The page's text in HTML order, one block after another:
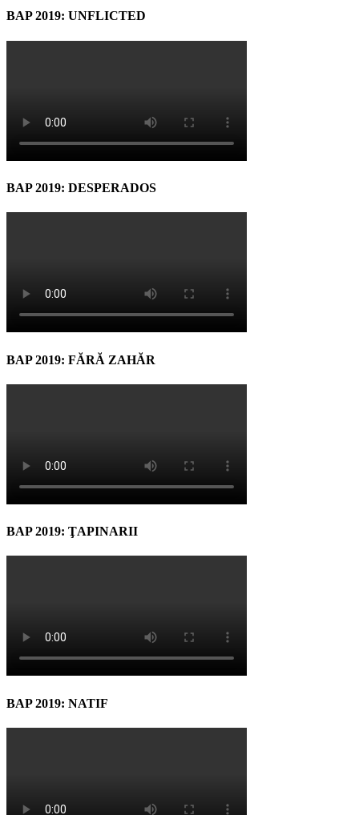
BAP 2019: UNFLICTED
BAP 2019: DESPERADOS
BAP 2019: FĂRĂ ZAHĂR
BAP 2019: ŢAPINARII
BAP 2019: NATIF